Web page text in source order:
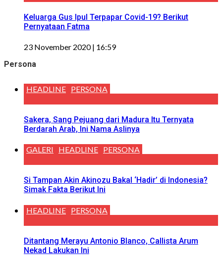
Keluarga Gus Ipul Terpapar Covid-19? Berikut
Pernyataan Fatma
23 November 2020 | 16:59
Persona
HEADLINE PERSONA
Sakera, Sang Pejuang dari Madura Itu Ternyata
Berdarah Arab, Ini Nama Aslinya
GALERI HEADLINE PERSONA
Si Tampan Akin Akinozu Bakal ‘Hadir’ di Indonesia?
Simak Fakta Berikut Ini
HEADLINE PERSONA
Ditantang Merayu Antonio Blanco, Callista Arum
Nekad Lakukan Ini